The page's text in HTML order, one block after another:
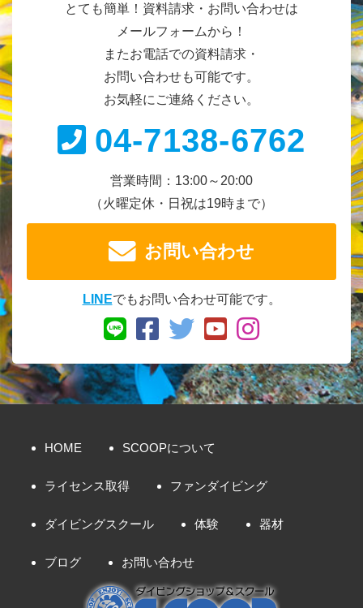
とても簡単！資料請求・お問い合わせは
メールフォームから！
またお電話での資料請求・
お問い合わせも可能です。
お気軽にご連絡ください。
04-7138-6762
営業時間：13:00～20:00
（火曜定休・日祝は19時まで）
お問い合わせ
LINEでもお問い合わせ可能です。
HOME SCOOPについて
ライセンス取得 ファンダイビング
ダイビングスクール 体験 器材
ブログ お問い合わせ